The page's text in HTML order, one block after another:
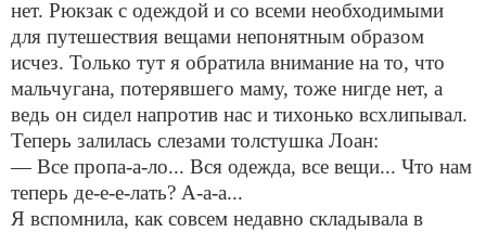
нет. Рюкзак с одеждой и со всеми необходимыми
для путешествия вещами непонятным образом
исчез. Только тут я обратила внимание на то, что
мальчугана, потерявшего маму, тоже нигде нет, а
ведь он сидел напротив нас и тихонько всхлипывал.
Теперь залилась слезами толстушка Лоан:
— Все пропа-а-ло... Вся одежда, все вещи... Что нам
теперь де-е-е-лать? А-а-а...
Я вспомнила, как совсем недавно складывала в